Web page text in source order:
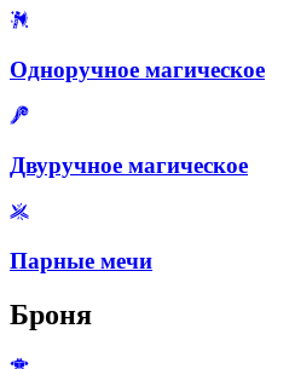
Одноручное магическое
Двуручное магическое
Парные мечи
Броня